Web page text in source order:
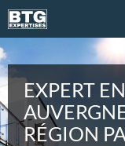
EXPERT
RÉGION